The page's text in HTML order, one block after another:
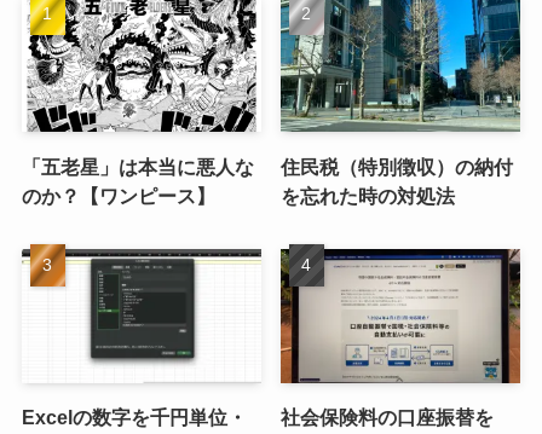
「五老星」は本当に悪人な
のか？【ワンピース】
住民税（特別徴収）の納付
を忘れた時の対処法
Excelの数字を千円単位・
社会保険料の口座振替を